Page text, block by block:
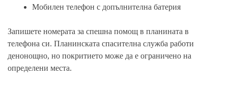
Мобилен телефон с допълнителна батерия
Запишете номерата за спешна помощ в планината в
телефона си. Планинската спасителна служба работи
денонощно, но покритието може да е ограничено на
определени места.